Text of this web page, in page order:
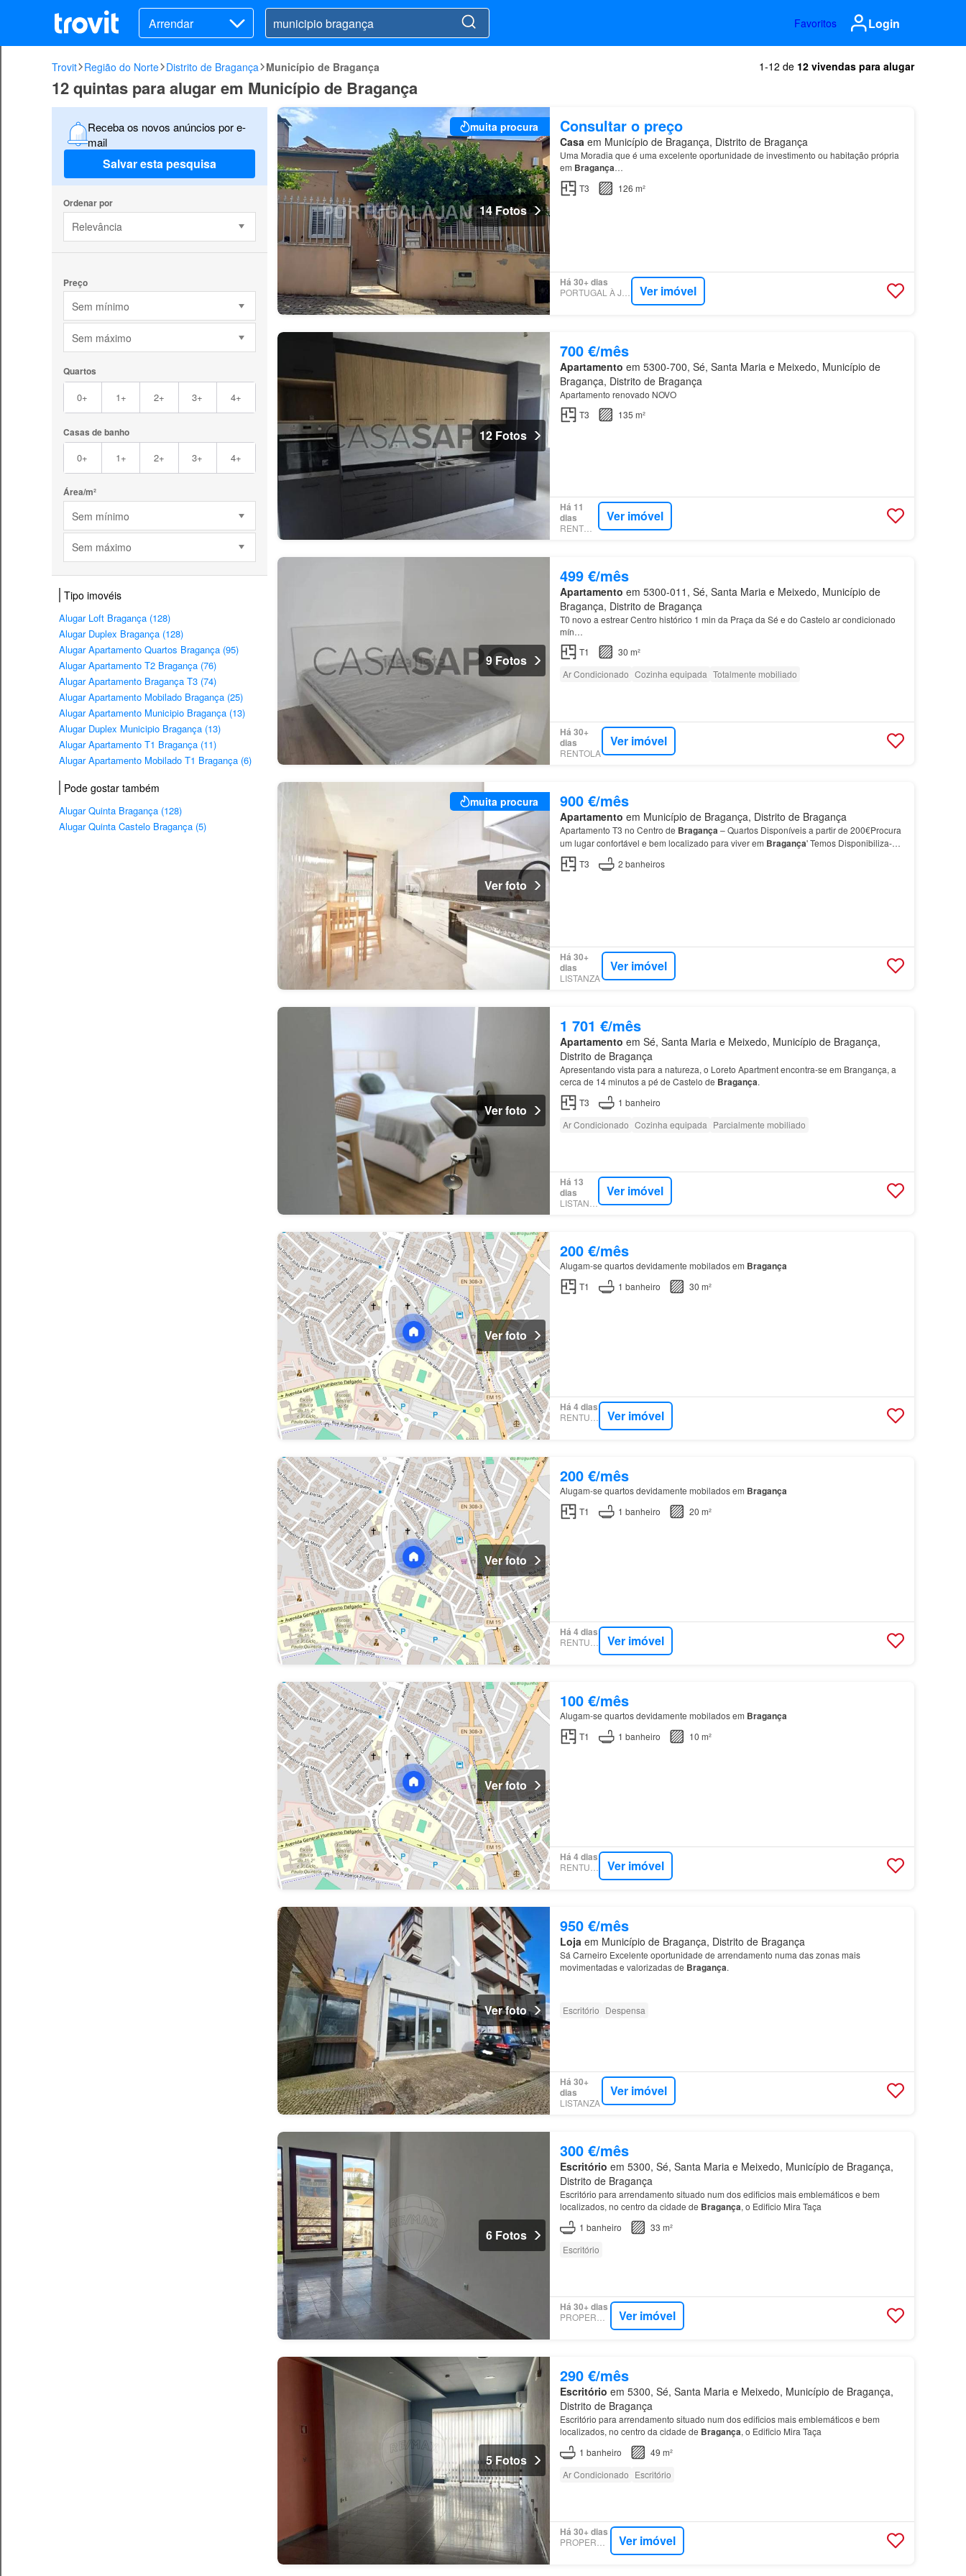
Arrendar Favoritos Login
Trovit Região do Norte Distrito de Bragança Município de Bragança 1-12 de 12 vivendas para alugar
12 quintas para alugar em Município de Bragança
Receba os novos anúncios por e-
mail
Salvar esta pesquisa
Ordenar por
Relevância
Preço
Sem mínimo
Sem máximo
Quartos
0+ 1+ 2+ 3+ 4+
Casas de banho
0+ 1+ 2+ 3+ 4+
Área/m²
Sem mínimo
Sem máximo
Tipo imovéis
Alugar Loft Bragança (128)
Alugar Duplex Bragança (128)
Alugar Apartamento Quartos Bragança (95)
Alugar Apartamento T2 Bragança (76)
Alugar Apartamento Bragança T3 (74)
Alugar Apartamento Mobilado Bragança (25)
Alugar Apartamento Municipio Bragança (13)
Alugar Duplex Municipio Bragança (13)
Alugar Apartamento T1 Bragança (11)
Alugar Apartamento Mobilado T1 Bragança (6)
Pode gostar também
Alugar Quinta Bragança (128)
Alugar Quinta Castelo Bragança (5)
muita procura
14 Fotos
Consultar o preço
Casaem Município de Bragança, Distrito de Bragança
Uma Moradia que é uma excelente oportunidade de investimento ou habitação própria
em Bragança…
T3
126 m²
Há 30+ dias
PORTUGAL À JANELA Ver imóvel
12 Fotos
700 €/mês
Apartamento em 5300-700, Sé, Santa Maria e Meixedo, Município de
Bragança, Distrito de Bragança
Apartamento renovado NOVO
T3
135 m²
Há 11
dias
RENTOLA
Ver imóvel
9 Fotos
499 €/mês
Apartamento em 5300-011, Sé, Santa Maria e Meixedo, Município de
Bragança, Distrito de Bragança
T0 novo a estrear Centro histórico 1 min da Praça da Sé e do Castelo ar condicionado
mín…
T1
30 m²
Ar Condicionado Cozinha equipada Totalmente mobiliado
Há 30+
dias
RENTOLA
Ver imóvel
muita procura
Ver foto
900 €/mês
Apartamento em Município de Bragança, Distrito de Bragança
Apartamento T3 no Centro de Bragança– Quartos Disponíveis a partir de 200€Procura
um lugar confortável e bem localizado para viver em Bragança' Temos Disponibiliza-se
apartamento T3 totalmente mobilado, situado no centro de…
T3 2 banheiros
Há 30+
dias
LISTANZA
Ver imóvel
Ver foto
1 701 €/mês
Apartamento em Sé, Santa Maria e Meixedo, Município de Bragança,
Distrito de Bragança
Apresentando vista para a natureza, o Loreto Apartment encontra-se em Brangança, a
cerca de 14 minutos a pé de Castelo de Bragança.
T3
1 banheiro
Ar Condicionado Cozinha equipada Parcialmente mobiliado
Há 13
dias
LISTANZA
Ver imóvel
Ver foto
200 €/mês
Alugam-se quartos devidamente mobilados em Bragança
T1 1 banheiro 30 m²
Há 4 dias
RENTUMO Ver imóvel
Ver foto
200 €/mês
Alugam-se quartos devidamente mobilados em Bragança
T1 1 banheiro 20 m²
Há 4 dias
Ver imóvel
Ver foto
100 €/mês
Alugam-se quartos devidamente mobilados em Bragança
T1 1 banheiro 10 m²
Há 4 dias
Ver imóvel
Ver foto
950 €/mês
Loja em Município de Bragança, Distrito de Bragança
Sá Carneiro Excelente oportunidade de arrendamento numa das zonas mais
movimentadas e valorizadas de Bragança.
Escritório Despensa
Há 30+
dias
LISTANZA
Ver imóvel
6 Fotos
300 €/mês
Escritório em 5300, Sé, Santa Maria e Meixedo, Município de Bragança,
Distrito de Bragança
Escritório para arrendamento situado num dos edificios mais emblemáticos e bem
localizados, no centro da cidade de Bragança, o Edificio Mira Taça
1 banheiro
33 m²
Escritório
Há 30+ dias
Ver imóvel
5 Fotos
290 €/mês
Escritório em 5300, Sé, Santa Maria e Meixedo, Município de Bragança,
Distrito de Bragança
Escritório para arrendamento situado num dos edificios mais emblemáticos e bem
localizados, no centro da cidade de Bragança, o Edificio Mira Taça
1 banheiro
49 m²
Ar Condicionado Escritório
Há 30+ dias
Ver imóvel